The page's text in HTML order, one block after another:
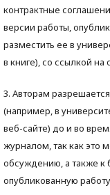
контрактные
версии работы,
разместить ее в
в книге), со ссылкой
3. Авторам
(например, в
веб-сайте) до и во
журналом, так как это
обсуждению, а также к
опубликованную